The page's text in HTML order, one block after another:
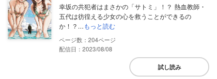
幸坂の共犯者はまさかの「サトミ」！？ 熱血教師・
五代は彷徨える少女の心を救うことができるの
か！？...もっと読む
204
配信日：2023/08/08
試し読み